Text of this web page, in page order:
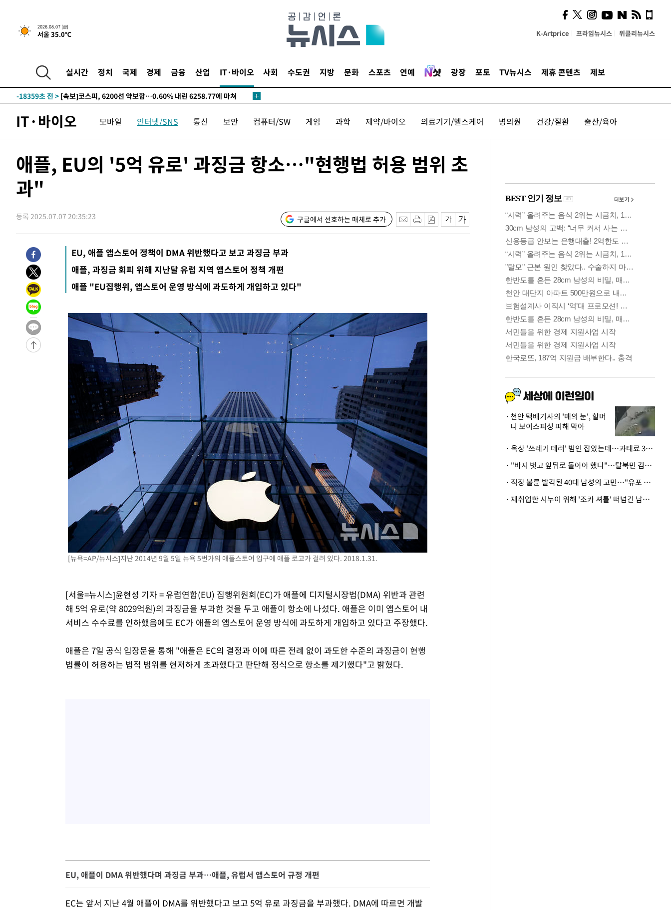
2026.08.07 (금)
서울 35.0℃ K-Artprice 프라임뉴시스 위클리뉴시스
실시간 정치 국제 경제 금융 산업 IT·바이오 사회 수도권 지방 문화 스포츠 연예 광장 포토 TV뉴시스 제휴 콘텐츠 제보
갈 수도
-24257초 전 >낮 최고 37도 찜통더위…곳곳 소나기·강원 많은 비[내일날씨]
-22563초 전 >SK하이닉스, 용인·청주 팹에 54조 투자…"AI 메모리 수요 선제 대
-18672초 전 >
외국인 심판 성 접대 7경기 들여다보니…한국 축구 '5승 2무'
-18406초 전 >
-18359초 전 > [속보]코스피, 6200선 약보합…0.60% 내린 6258.77에 마쳐
-18228초 전 > [속보] 노원서 40.1도 관측…서울, 2018년 이후 첫 40도
-15318초 전 >[속보]종합특검, '계엄 수용공간 확보' 신용해 前교정본부장 기소
-14162초 전 >
11시간 압수수색에 성접대 파문까지…'쑥대밭' 된 축구협회
-13184초 전 >
병태 후임
-9542초 전 >
-2027초 전 > [속보]'채상병 순직 책임' 임성근, 항소심도 징역 3년
-1893초 전 >[속보]종합특검, '관저이전 봐주기 감사' 유병호 구속기소
25분 전 >
민주 콩고 에볼라환자 4천명 돌파, 4053명 발생 1850명 사망
-26379초 전 >
"낮 기온 소폭 하락"…수도권 폭염중대경보, 폭염경보로 하향
-26343초 전 >
[속보]이 대통령, '호우피해' 안동·의성 관할 4개 면 특별재난지역
선포
-26306초 전 >
[단독]중수청 지원 검사들, 정원 초과 시 낮은 계급 임용…희망지 못
갈 수도
-24277초 전 >
-22583초 전 >
SK하이닉스, 용인·청주 팹에 54조 투자…"AI 메모리 수요 선제 대
응"
-19439초 전 >
여자배구 이재영·이다영 자매, 아제르바이잔 투란VC 입단
-18692초 전 >
외국인 심판 성 접대 7경기 들여다보니…한국 축구 '5승 2무'
[속보]코스닥, 2.86포인트(0.36%) 내린 798.81마감
[속보]코스피, 6200선 약보합…0.60% 내린 6258.77에 마쳐
[속보]원·달러 환율, 7.7원 내린 1416.1원 마감
[속보] 노원서 40.1도 관측…서울, 2018년 이후 첫 40도
[속보]종합특검, '계엄 수용공간 확보' 신용해 前교정본부장 기소
외신들도 주목한 韓축구 파문…"국민적 공분에 수사 재개"
11시간 압수수색에 성접대 파문까지…'쑥대밭' 된 축구협회
[속보]규제합리화위원회 부위원장에 김태유 서울대 공대 교수…이
[속보]국힘 윤리위, '돌려차기 발언' 진종오·서범수 징계 절차 개시
[속보] 7월 중국 수출 23.9%↑ 수입 27.5%↑…무역총액 25.3%↑
[속보]'채상병 순직 책임' 임성근, 항소심도 징역 3년
[속보]종합특검, '관저이전 봐주기 감사' 유병호 구속기소
민주 콩고 에볼라환자 4천명 돌파, 4053명 발생 1850명 사망
IT·바이오 모바일 인터넷/SNS 통신 보안 컴퓨터/SW 게임 과학 제약/바이오 의료기기/헬스케어 병의원 건강/질환 출산/육아
애플, EU의 '5억 유로' 과징금 항소…"현행법 허용 범위 초
과"
등록 2025.07.07 20:35:23 구글에서 선호하는 매체로 추가
EU, 애플 앱스토어 정책이 DMA 위반했다고 보고 과징금 부과
애플, 과징금 회피 위해 지난달 유럽 지역 앱스토어 정책 개편
애플 "EU집행위, 앱스토어 운영 방식에 과도하게 개입하고 있다"
[뉴욕=AP/뉴시스]지난 2014년 9월 5일 뉴욕 5번가의 애플스토어 입구에 애플 로고가 걸려 있다. 2018.1.31.
[서울=뉴시스]윤현성 기자 = 유럽연합(EU) 집행위원회(EC)가 애플에 디지털시장법(DMA) 위반과 관련
해 5억 유로(약 8029억원)의 과징금을 부과한 것을 두고 애플이 항소에 나섰다. 애플은 이미 앱스토어 내
서비스 수수료를 인하했음에도 EC가 애플의 앱스토어 운영 방식에 과도하게 개입하고 있다고 주장했다.
애플은 7일 공식 입장문을 통해 "애플은 EC의 결정과 이에 따른 전례 없이 과도한 수준의 과징금이 현행
법률이 허용하는 법적 범위를 현저하게 초과했다고 판단해 정식으로 항소를 제기했다"고 밝혔다.
EU, 애플이 DMA 위반했다며 과징금 부과…애플, 유럽서 앱스토어 규정 개편
EC는 앞서 지난 4월 애플이 DMA를 위반했다고 보고 5억 유로 과징금을 부과했다. DMA에 따르면 개발
시, 스마트폰 액세서리에
NFC 더했다
천안 택배기사의 '매의 눈', 할머
니 보이스피싱 피해 막아
· 옥상 '쓰레기 테러' 범인 잡았는데…과태료 3만원 처분에 숙박업주 허탈
· "바지 벗고 앞뒤로 돌아야 했다"…탈북민 김서아, 기쁨조 검사 수치심 회상
· 직장 불륜 발각된 40대 남성의 고민…"유포 동료 명예훼손·협박죄 고소 가능할까"
· 재취업한 시누이 위해 '조카 셔틀' 떠넘긴 남편…아내 "난 못한다"